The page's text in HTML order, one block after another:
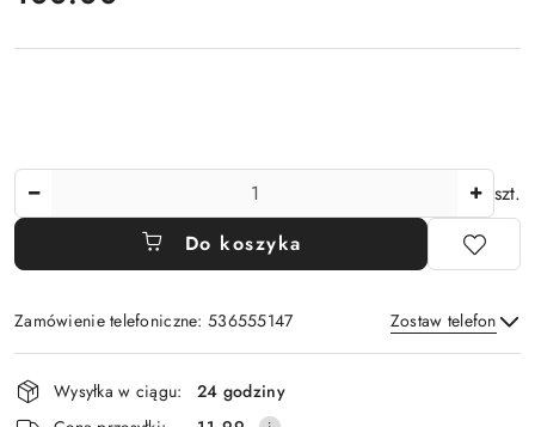
szt.
Do koszyka
Zamówienie telefoniczne: 536555147 Zostaw telefon
Dostępność
i
Wysyłka w ciągu:
24 godziny